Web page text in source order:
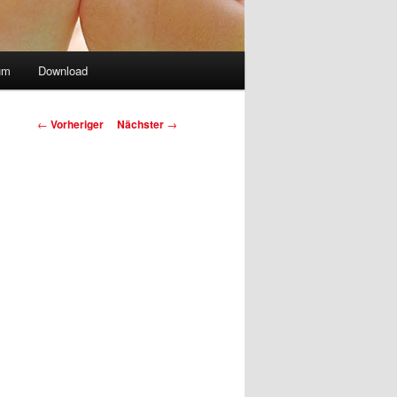
Download
Beitragsnavigation
← Vorheriger Nächster →